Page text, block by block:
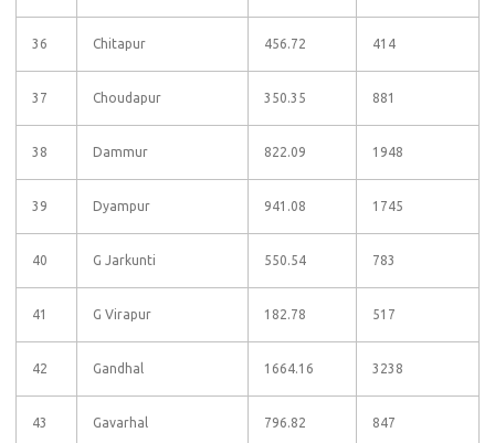
36 Chitapur 456.72 414
37 Choudapur 350.35 881
38 Dammur 822.09 1948
39 Dyampur 941.08 1745
40 G Jarkunti 550.54 783
41 G Virapur 182.78 517
42 Gandhal 1664.16 3238
43 Gavarhal 796.82 847